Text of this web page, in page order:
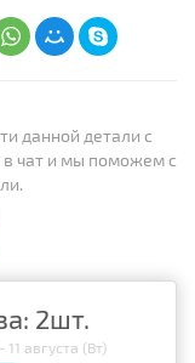
данной детали с
чат и мы поможем с
2шт.
августа (Вт)